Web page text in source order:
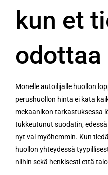
kun et
odottaa
Monelle autoilijalle huollon
perushuollon hinta ei kata
mekaanikon tarkastuksessa
tukkeutunut suodatin,
nyt vai myöhemmin. Kun
huollon yhteydessä
niihin sekä henkisesti että